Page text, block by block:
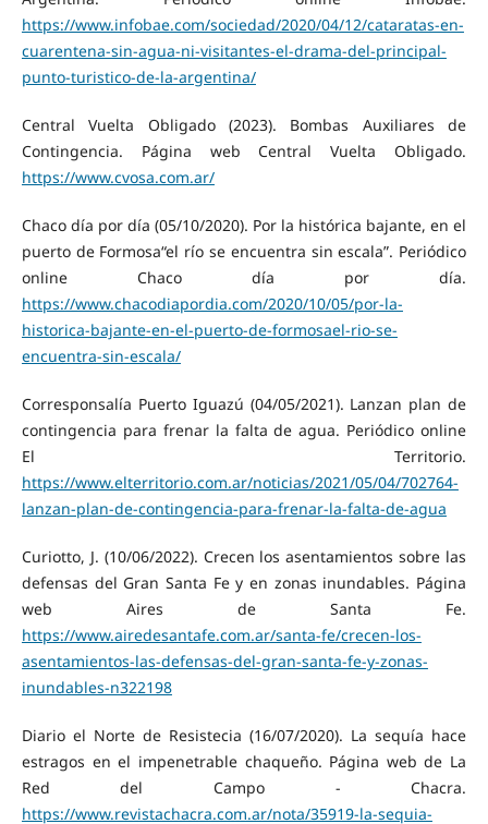
https://www.infobae.com/sociedad/2020/04/12/cataratas-en-
cuarentena-sin-agua-ni-visitantes-el-drama-del-principal-
punto-turistico-de-la-argentina/
Central Vuelta Obligado (2023). Bombas Auxiliares de
Contingencia. Página web Central Vuelta Obligado.
https://www.cvosa.com.ar/
Chaco día por día (05/10/2020). Por la histórica bajante, en el
puerto de Formosa“el río se encuentra sin escala”. Periódico
online Chaco día por día.
https://www.chacodiapordia.com/2020/10/05/por-la-
historica-bajante-en-el-puerto-de-formosael-rio-se-
encuentra-sin-escala/
Corresponsalía Puerto Iguazú (04/05/2021). Lanzan plan de
contingencia para frenar la falta de agua. Periódico online
El Territorio.
https://www.elterritorio.com.ar/noticias/2021/05/04/702764-
lanzan-plan-de-contingencia-para-frenar-la-falta-de-agua
Curiotto, J. (10/06/2022). Crecen los asentamientos sobre las
defensas del Gran Santa Fe y en zonas inundables. Página
web Aires de Santa Fe.
https://www.airedesantafe.com.ar/santa-fe/crecen-los-
asentamientos-las-defensas-del-gran-santa-fe-y-zonas-
inundables-n322198
Diario el Norte de Resistecia (16/07/2020). La sequía hace
estragos en el impenetrable chaqueño. Página web de La
Red del Campo - Chacra.
https://www.revistachacra.com.ar/nota/35919-la-sequia-